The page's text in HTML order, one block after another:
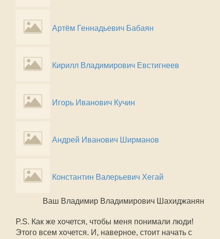
Артём Геннадьевич Бабаян
Кирилл Владимирович Евстигнеев
Игорь Иванович Кучин
Андрей Иванович Ширманов
Константин Валерьевич Хегай
Ваш Владимир Владимирович Шахиджанян
P.S. Как же хочется, чтобы меня понимали люди!
Этого всем хочется. И, наверное, стоит начать с